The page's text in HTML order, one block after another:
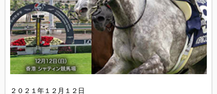
２０２１年１２月１２日